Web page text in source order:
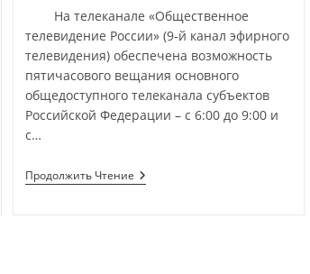
На телеканале «Общественное
телевидение России» (9-й канал эфирного
телевидения) обеспечена возможность
пятичасового вещания основного
общедоступного телеканала субъектов
Российской Федерации – с 6:00 до 9:00 и
с…
Продолжить Чтение